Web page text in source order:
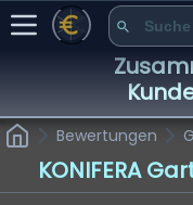
Bewertungen
KONIFERA